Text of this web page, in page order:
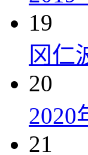
19
冈仁
20
2020
21